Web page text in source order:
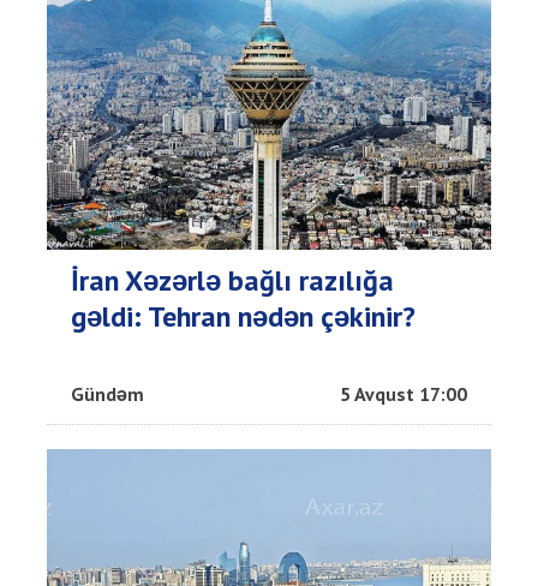
İran Xəzərlə bağlı razılığa
gəldi: Tehran nədən çəkinir?
Gündəm 5 Avqust 17:00